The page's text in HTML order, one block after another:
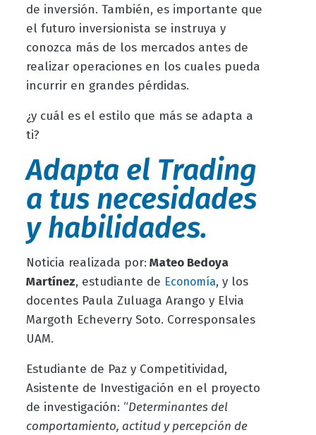
de inversión. También, es importante que
el futuro inversionista se instruya y
conozca más de los mercados antes de
realizar operaciones en los cuales pueda
incurrir en grandes pérdidas.
¿y cuál es el estilo que más se adapta a
ti?
Adapta el Trading
a tus necesidades
y habilidades.
Noticia realizada por: Mateo Bedoya
Martínez, estudiante de Economía, y los
docentes Paula Zuluaga Arango y Elvia
Margoth Echeverry Soto. Corresponsales
UAM.
Estudiante de Paz y Competitividad,
Asistente de Investigación en el proyecto
de investigación: “Determinantes del
comportamiento, actitud y percepción de